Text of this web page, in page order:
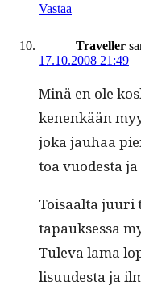
Vastaa
Traveller
17.10.2008 21:49
Minä en ole
kenenkään
joka jauhaa
toa vuodes­ta
Toisaal­ta juuri
tapauk­ses­sa
Tule­va lama
lisu­ud­es­ta ja